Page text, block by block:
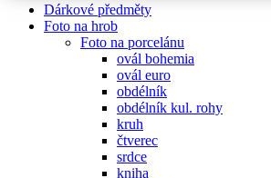
Dárkové předměty
Foto na hrob
Foto na porcelánu
ovál bohemia
ovál euro
obdélník
obdélník kul. rohy
kruh
čtverec
srdce
kniha